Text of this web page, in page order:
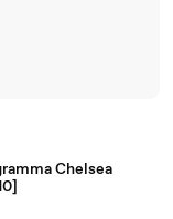
Chelsea